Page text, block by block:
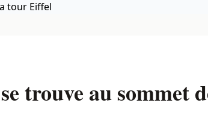
trouve au sommet